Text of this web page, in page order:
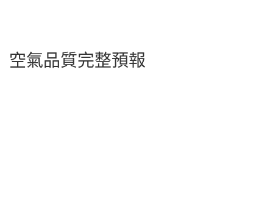
空氣品質完整預報